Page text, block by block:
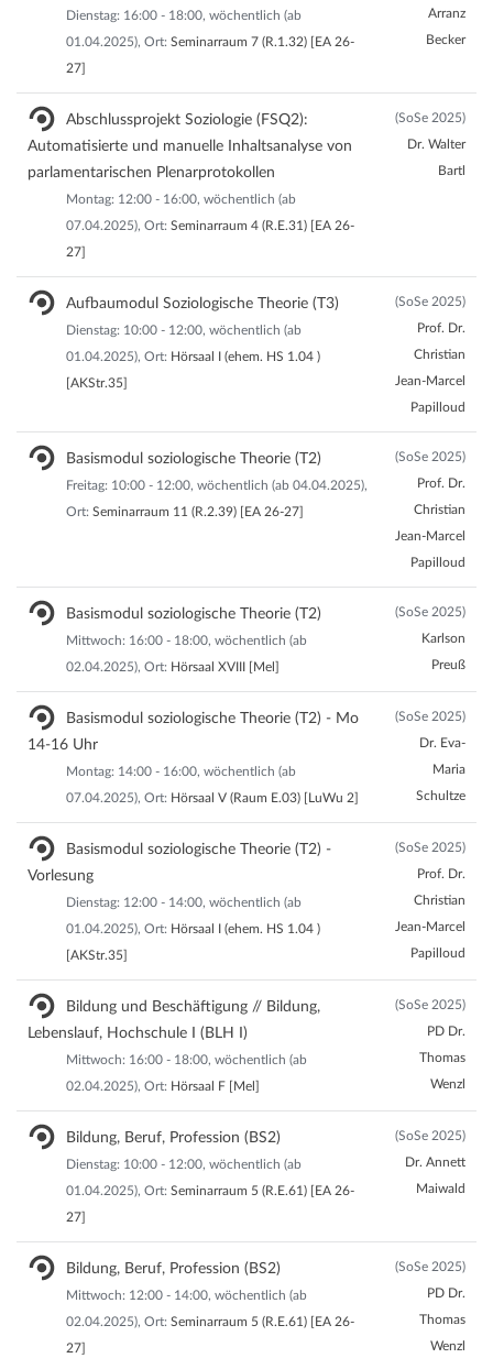
Dienstag: 16:00 - 18:00, wöchentlich (ab
01.04.2025), Ort: Seminarraum 7 (R.1.32) [EA 26-
27]
Arranz
Becker
Abschlussprojekt Soziologie (FSQ2):
Automatisierte und manuelle Inhaltsanalyse von
parlamentarischen Plenarprotokollen
Montag: 12:00 - 16:00, wöchentlich (ab
07.04.2025), Ort: Seminarraum 4 (R.E.31) [EA 26-
27]
(SoSe 2025)
Dr. Walter
Bartl
Aufbaumodul Soziologische Theorie (T3)
Dienstag: 10:00 - 12:00, wöchentlich (ab
01.04.2025), Ort: Hörsaal I (ehem. HS 1.04 )
[AKStr.35]
(SoSe 2025)
Prof. Dr.
Christian
Jean-Marcel
Papilloud
Basismodul soziologische Theorie (T2)
Freitag: 10:00 - 12:00, wöchentlich (ab 04.04.2025),
Ort: Seminarraum 11 (R.2.39) [EA 26-27]
(SoSe 2025)
Prof. Dr.
Christian
Jean-Marcel
Papilloud
Basismodul soziologische Theorie (T2)
Mittwoch: 16:00 - 18:00, wöchentlich (ab
02.04.2025), Ort: Hörsaal XVIII [Mel]
(SoSe 2025)
Karlson
Preuß
Basismodul soziologische Theorie (T2) - Mo
14-16 Uhr
Montag: 14:00 - 16:00, wöchentlich (ab
07.04.2025), Ort: Hörsaal V (Raum E.03) [LuWu 2]
(SoSe 2025)
Dr. Eva-
Maria
Schultze
Basismodul soziologische Theorie (T2) -
Vorlesung
Dienstag: 12:00 - 14:00, wöchentlich (ab
01.04.2025), Ort: Hörsaal I (ehem. HS 1.04 )
[AKStr.35]
(SoSe 2025)
Prof. Dr.
Christian
Jean-Marcel
Papilloud
Bildung und Beschäftigung // Bildung,
Lebenslauf, Hochschule I (BLH I)
Mittwoch: 16:00 - 18:00, wöchentlich (ab
02.04.2025), Ort: Hörsaal F [Mel]
(SoSe 2025)
PD Dr.
Thomas
Wenzl
Bildung, Beruf, Profession (BS2)
Dienstag: 10:00 - 12:00, wöchentlich (ab
01.04.2025), Ort: Seminarraum 5 (R.E.61) [EA 26-
27]
(SoSe 2025)
Dr. Annett
Maiwald
Bildung, Beruf, Profession (BS2)
Mittwoch: 12:00 - 14:00, wöchentlich (ab
02.04.2025), Ort: Seminarraum 5 (R.E.61) [EA 26-
27]
(SoSe 2025)
PD Dr.
Thomas
Wenzl